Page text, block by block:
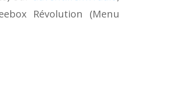
Révolution (Menu